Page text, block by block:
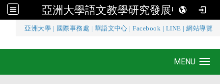
亞洲大學語文教學研究發展中心
亞洲大學 國際事務處 華語文中心 |Facebook LINE |網站導覽
亞洲大學語文教學研究發展中心
MENU